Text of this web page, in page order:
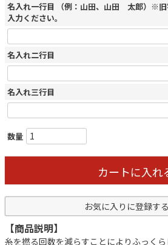
名入れ一行目 （例：山田、山田 太郎）※旧
入力ください。
名入れ二行目
名入れ三行目
カートに入れ
お気に入りに登録する
【商品説明】
糸を撚る回数を減らすことによりふっく